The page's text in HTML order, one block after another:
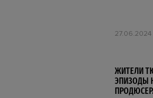
27.06.2024
ЖИТЕЛИ
ЭПИЗОДЫ